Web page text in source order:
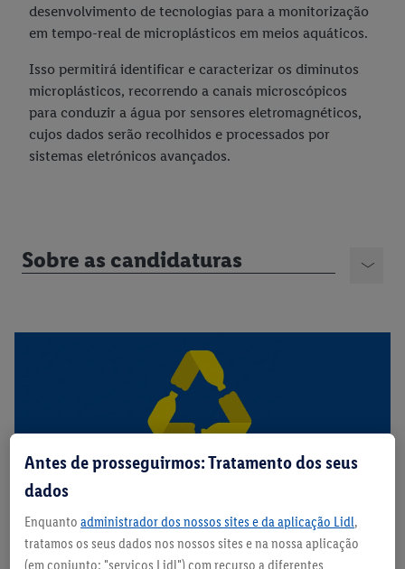
desenvolvimento de tecnologias para a monitorização
em tempo-real de microplásticos em meios aquáticos.
Isso permitirá identificar e caracterizar os diminutos
microplásticos, recorrendo a canais microscópicos
para conduzir a água por sensores eletromagnéticos,
cujos dados serão recolhidos e processados por
sistemas eletrónicos avançados.
Sobre as candidaturas
Antes de prosseguirmos: Tratamento dos seus
dados
Enquanto administrador dos nossos sites e da aplicação Lidl,
tratamos os seus dados nos nossos sites e na nossa aplicação
(em conjunto: "serviços Lidl") com recurso a diferentes